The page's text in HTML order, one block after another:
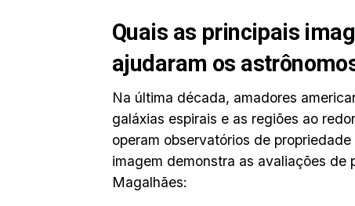
Quais as principais
ajudaram os
Na última década, amadores
galáxias espirais e as regiões ao
operam observatórios de
imagem demonstra as avaliações
Magalhães: